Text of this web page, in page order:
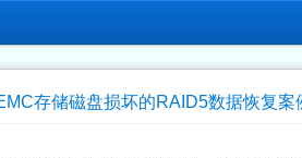
存储磁盘损坏的RAID5数据恢复案